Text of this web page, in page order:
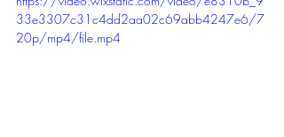
33e3307c31c4dd2aa02c69abb4247e6/7
20p/mp4/file.mp4